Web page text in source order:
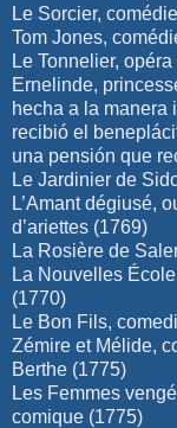
Le Sorcier,
Tom Jones,
Le Tonnelier,
Ernelinde,
hecha a la manera
recibió el
una pensión que
Le Jardinier de
L’Amant dégiusé,
d’ariettes (1769)
La Rosière de
La Nouvelles
(1770)
Le Bon Fils,
Zémire et Mélide,
Berthe (1775)
Les Femmes
comique (1775)